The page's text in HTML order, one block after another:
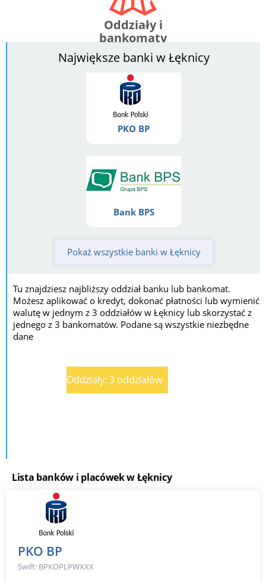
Oddziały i
bankomaty
Największe banki w Łęknicy
PKO BP
Bank BPS
Pokaż wszystkie banki w Łęknicy
Tu znajdziesz najbliższy oddział banku lub bankomat.
Możesz aplikować o kredyt, dokonać płatności lub wymienić
walutę w jednym z 3 oddziałów w Łęknicy lub skorzystać z
jednego z 3 bankomatów. Podane są wszystkie niezbędne
dane
Oddziały: 3 oddziałów
Lista banków i placówek w Łęknicy
PKO BP
Swift: BPKOPLPWXXX